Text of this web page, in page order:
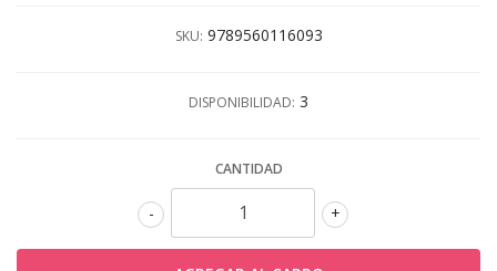
SKU: 9789560116093
DISPONIBILIDAD: 3
CANTIDAD
+
-